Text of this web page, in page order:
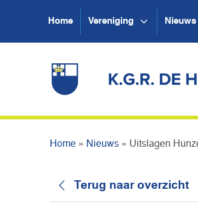
Home Vereniging Nieuws
Home » Nieuws » Uitslagen
Terug naar overzicht